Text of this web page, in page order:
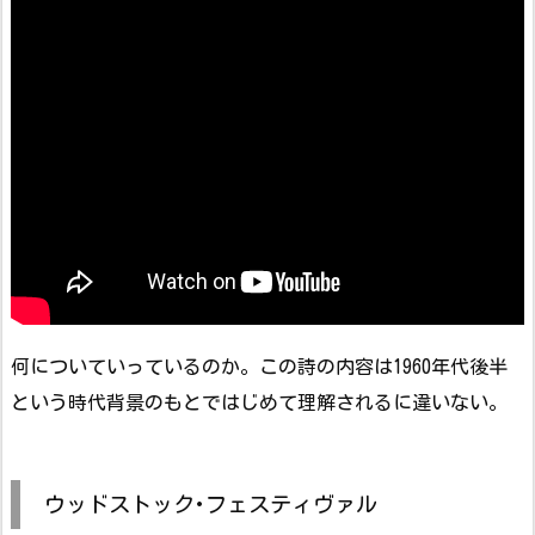
何についていっているのか。この詩の内容は1960年代後半
という時代背景のもとではじめて理解されるに違いない。
ウッドストック･フェスティヴァル